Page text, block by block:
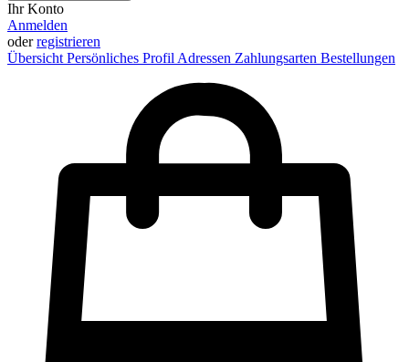
Ihr Konto
Anmelden
oderregistrieren
Übersicht Persönliches Profil Adressen Zahlungsarten Bestellungen